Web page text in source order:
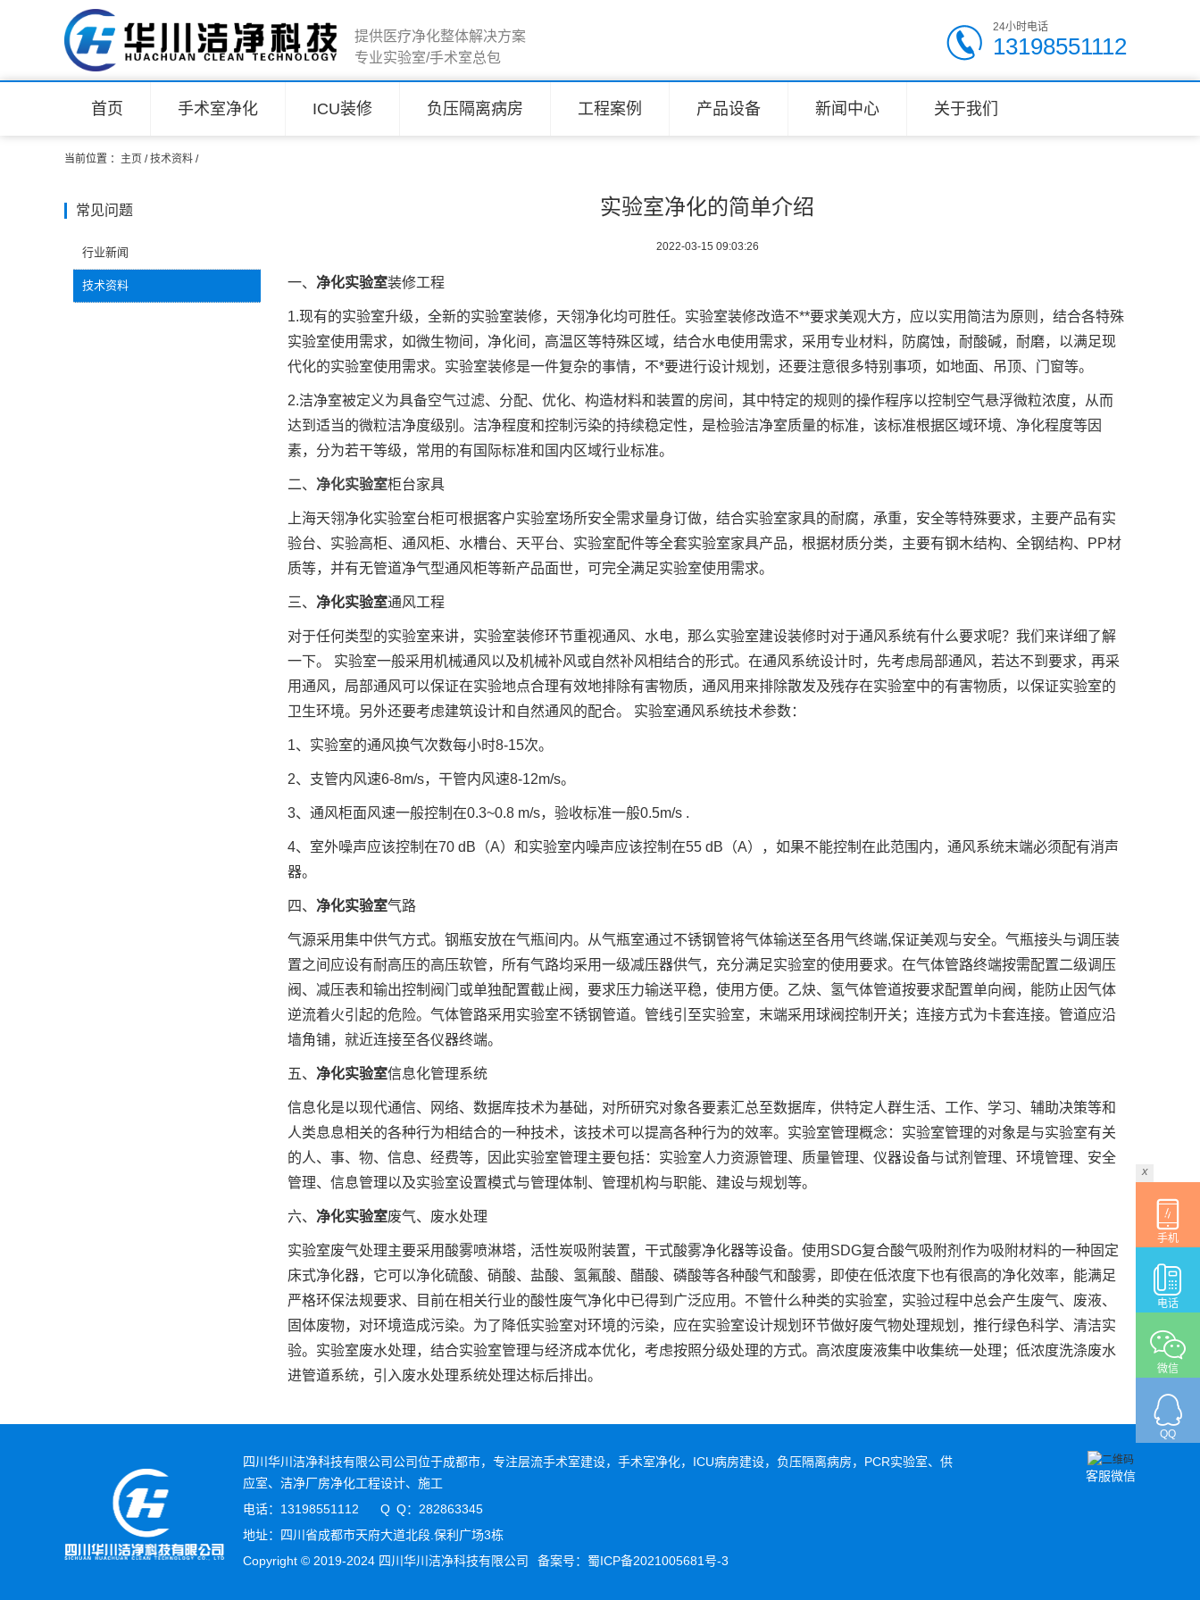
提供医疗净化整体解决方案
专业实验室/手术室总包
24小时电话
13198551112
首页 手术室净化 ICU装修 负压隔离病房 工程案例 产品设备 新闻中心 关于我们
当前位置 ： 主页 /技术资料 /
常见问题
行业新闻
技术资料
实验室净化的简单介绍
2022-03-15 09:03:26
一、 净化实验室装修工程
1.现有的实验室升级，全新的实验室装修，天翎净化均可胜任。实验室装修改造不**要求美观大方，应以实用简洁为原则，结合各特殊
实验室使用需求，如微生物间，净化间，高温区等特殊区域，结合水电使用需求，采用专业材料，防腐蚀，耐酸碱，耐磨，以满足现
代化的实验室使用需求。实验室装修是一件复杂的事情，不*要进行设计规划，还要注意很多特别事项，如地面、吊顶、门窗等。
2.洁净室被定义为具备空气过滤、分配、优化、构造材料和装置的房间，其中特定的规则的操作程序以控制空气悬浮微粒浓度，从而
达到适当的微粒洁净度级别。洁净程度和控制污染的持续稳定性，是检验洁净室质量的标准，该标准根据区域环境、净化程度等因
素，分为若干等级，常用的有国际标准和国内区域行业标准。
二、 净化实验室柜台家具
上海天翎净化实验室台柜可根据客户实验室场所安全需求量身订做，结合实验室家具的耐腐，承重，安全等特殊要求，主要产品有实
验台、实验高柜、通风柜、水槽台、天平台、实验室配件等全套实验室家具产品，根据材质分类，主要有钢木结构、全钢结构、PP材
质等，并有无管道净气型通风柜等新产品面世，可完全满足实验室使用需求。
三、 净化实验室通风工程
对于任何类型的实验室来讲，实验室装修环节重视通风、水电，那么实验室建设装修时对于通风系统有什么要求呢？我们来详细了解
一下。 实验室一般采用机械通风以及机械补风或自然补风相结合的形式。在通风系统设计时，先考虑局部通风，若达不到要求，再采
用通风，局部通风可以保证在实验地点合理有效地排除有害物质，通风用来排除散发及残存在实验室中的有害物质，以保证实验室的
卫生环境。另外还要考虑建筑设计和自然通风的配合。 实验室通风系统技术参数：
1、实验室的通风换气次数每小时8-15次。
2、支管内风速6-8m/s，干管内风速8-12m/s。
3、通风柜面风速一般控制在0.3~0.8 m/s，验收标准一般0.5m/s .
4、室外噪声应该控制在70 dB（A）和实验室内噪声应该控制在55 dB（A），如果不能控制在此范围内，通风系统末端必须配有消声
器。
四、 净化实验室气路
气源采用集中供气方式。钢瓶安放在气瓶间内。从气瓶室通过不锈钢管将气体输送至各用气终端,保证美观与安全。气瓶接头与调压装
置之间应设有耐高压的高压软管，所有气路均采用一级减压器供气，充分满足实验室的使用要求。在气体管路终端按需配置二级调压
阀、减压表和输出控制阀门或单独配置截止阀，要求压力输送平稳，使用方便。乙炔、氢气体管道按要求配置单向阀，能防止因气体
逆流着火引起的危险。气体管路采用实验室不锈钢管道。管线引至实验室，末端采用球阀控制开关；连接方式为卡套连接。管道应沿
墙角铺，就近连接至各仪器终端。
五、 净化实验室信息化管理系统
信息化是以现代通信、网络、数据库技术为基础，对所研究对象各要素汇总至数据库，供特定人群生活、工作、学习、辅助决策等和
人类息息相关的各种行为相结合的一种技术，该技术可以提高各种行为的效率。实验室管理概念：实验室管理的对象是与实验室有关
的人、事、物、信息、经费等，因此实验室管理主要包括：实验室人力资源管理、质量管理、仪器设备与试剂管理、环境管理、安全
管理、信息管理以及实验室设置模式与管理体制、管理机构与职能、建设与规划等。
六、 净化实验室废气、废水处理
实验室废气处理主要采用酸雾喷淋塔，活性炭吸附装置，干式酸雾净化器等设备。使用SDG复合酸气吸附剂作为吸附材料的一种固定
床式净化器，它可以净化硫酸、硝酸、盐酸、氢氟酸、醋酸、磷酸等各种酸气和酸雾，即使在低浓度下也有很高的净化效率，能满足
严格环保法规要求、目前在相关行业的酸性废气净化中已得到广泛应用。不管什么种类的实验室，实验过程中总会产生废气、废液、
固体废物，对环境造成污染。为了降低实验室对环境的污染，应在实验室设计规划环节做好废气物处理规划，推行绿色科学、清洁实
验。实验室废水处理，结合实验室管理与经济成本优化，考虑按照分级处理的方式。高浓度废液集中收集统一处理；低浓度洗涤废水
进管道系统，引入废水处理系统处理达标后排出。
客服微信
四川华川洁净科技有限公司公司位于成都市，专注层流手术室建设，手术室净化，ICU病房建设，负压隔离病房，PCR实验室、供
应室、洁净厂房净化工程设计、施工
电话：13198551112
Q Q：282863345
地址：四川省成都市天府大道北段.保利广场3栋
Copyright © 2019-2024 四川华川洁净科技有限公司
备案号： 蜀ICP备2021005681号-3
x
手机
电话
微信
QQ